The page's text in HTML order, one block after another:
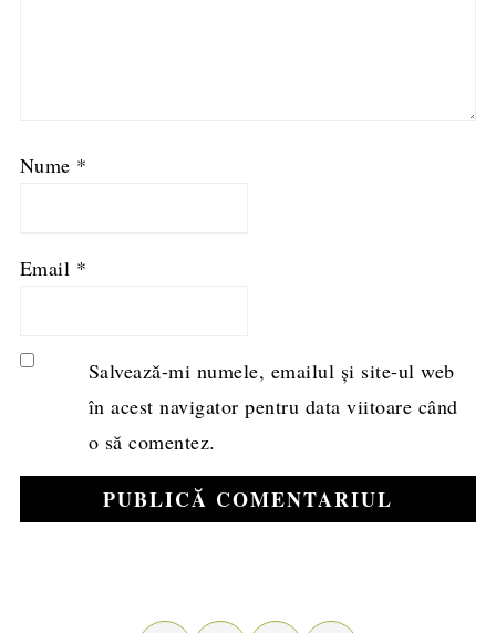
Nume *
Email *
Salvează-mi numele, emailul și site-ul web
în acest navigator pentru data viitoare când
o să comentez.